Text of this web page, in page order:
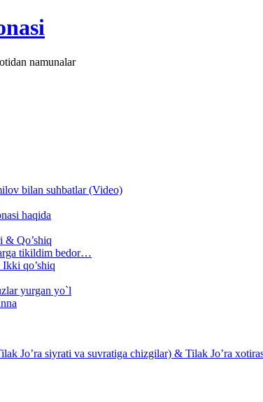
namunalar
bilan suhbatlar (Video)
haqida
& Qo’shiq
tikildim bedor…
qo’shiq
yurgan yo`l
Jo’ra siyrati va suvratiga chizgilar) & Tilak Jo’ra